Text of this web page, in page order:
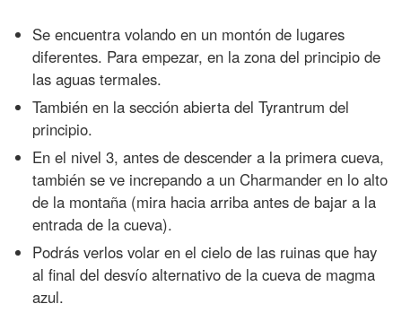
Se encuentra volando en un montón de lugares
diferentes. Para empezar, en la zona del principio de
las aguas termales.
También en la sección abierta del Tyrantrum del
principio.
En el nivel 3, antes de descender a la primera cueva,
también se ve increpando a un Charmander en lo alto
de la montaña (mira hacia arriba antes de bajar a la
entrada de la cueva).
Podrás verlos volar en el cielo de las ruinas que hay
al final del desvío alternativo de la cueva de magma
azul.